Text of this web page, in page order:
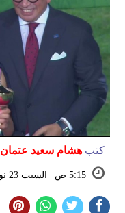
كتب هشام سعيد عتمان
5:15 ص | السبت 23 نوفمبر 2019